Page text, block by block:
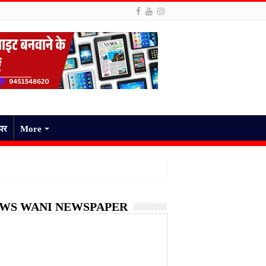
More
WANI NEWSPAPER